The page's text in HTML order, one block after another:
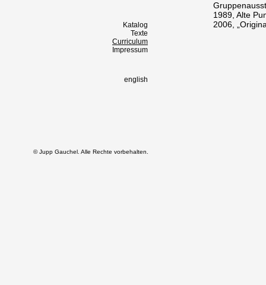
Katalog
Texte
Curriculum
Impressum
english
© Jupp Gauchel. Alle Rechte vorbehalten.
1989, Alte
2006,